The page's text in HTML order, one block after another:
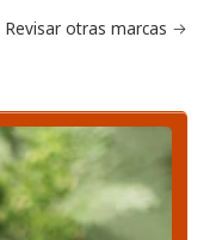
Revisar otras marcas